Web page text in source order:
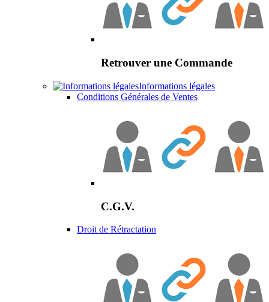
Retrouver une Commande
Informations légales
Conditions Générales de Ventes
C.G.V.
Droit de Rétractation